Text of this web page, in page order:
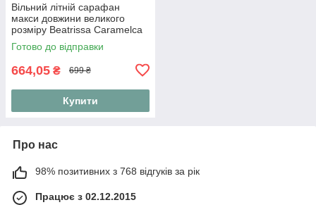
Вільний літній сарафан
макси довжини великого
розміру Beatrissa Caramelca
Soft
Готово до відправки
664,05 ₴ 699 ₴
Купити
Про нас
98% позитивних з 768 відгуків за рік
Працює з 02.12.2015